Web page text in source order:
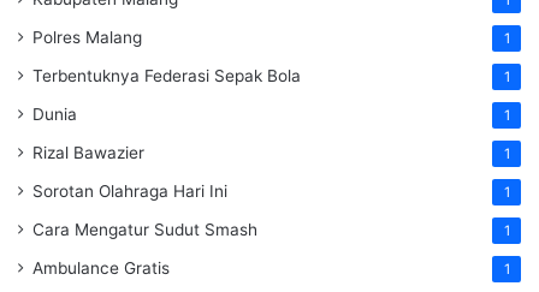
Polres Malang 1
Terbentuknya Federasi Sepak Bola 1
Dunia 1
Rizal Bawazier 1
Sorotan Olahraga Hari Ini 1
Cara Mengatur Sudut Smash 1
Ambulance Gratis 1